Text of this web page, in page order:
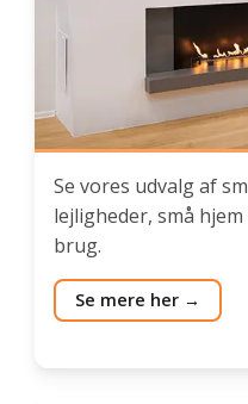
Se vores udvalg af
lejligheder, små
brug.
Se mere her